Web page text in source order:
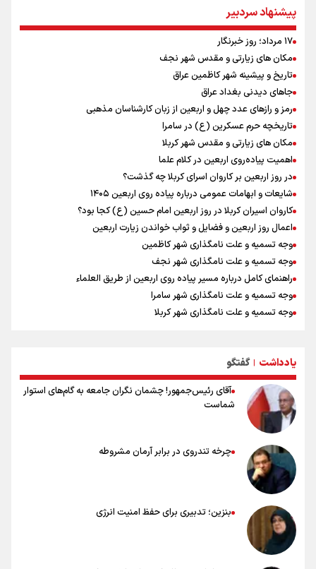
یمن، ایستاده در برابر تحریم و تجاوز
علیرضا نصیری وزنه‌برداری ایرانی دسته ۱۱۰ کیلوگرم : امیدوارم با
خوشرنگ‌ترین مدال‌ها به ایران برگردیم
خودکشی ضارب ۱۴ ساله مدرسه تایلندی
انتشار نتایج آزمون ورودی مدارس سمپاد
مکان های زیارتی و مقدس شهر نجف
خطیب جمعه تهران: دشمن شکست مفتضحانه خورده و به التماس افتاده،
ادبیات باخت را هم بلد نیست
محسن رضایی: اجازه باز شدن مسیر دوم در تنگه هرمز را نخواهیم داد
خبر سخنگوی کمیسیون امنیت از توافق در چارچوب کلی مذاکرات ایران و
عمان بر سر تنگه هرمز
پیشنهاد سردبیر
۱۷ مرداد؛ روز خبرنگار
مکان های زیارتی و مقدس شهر نجف
تاریخ و پیشینه شهر کاظمین عراق
جاهای دیدنی بغداد عراق
رمز و رازهای عدد چهل و اربعین از زبان کارشناسان مذهبی
تاریخچه حرم عسکرین (ع) در سامرا
مکان های زیارتی و مقدس شهر کربلا
اهمیت پیاده‌روی اربعین در کلام علما
در روز اربعین بر کاروان اسرای کربلا چه گذشت؟
شایعات و ابهامات عمومی درباره پیاده روی اربعین ۱۴۰۵
کاروان اسیران کربلا در روز اربعین امام حسین (ع) کجا بود؟
اعمال روز اربعین و فضایل و ثواب خواندن زیارت اربعین
وجه تسمیه و علت نامگذاری شهر کاظمین
وجه تسمیه و علت نامگذاری شهر نجف
راهنمای کامل درباره مسیر پیاده روی اربعین از طریق العلماء
وجه تسمیه و علت نامگذاری شهر سامرا
وجه تسمیه و علت نامگذاری شهر کربلا
خطرات پیاده روی اربعین/ ۷ راهنمایی برای سفری ایمن و معنوی
یادداشت | گفتگو
آقای رئیس‌جمهور! چشمان نگران جامعه به گام‌های استوار
شماست
چرخه تندروی در برابر آرمان مشروطه
بنزین؛ تدبیری برای حفظ امنیت انرژی